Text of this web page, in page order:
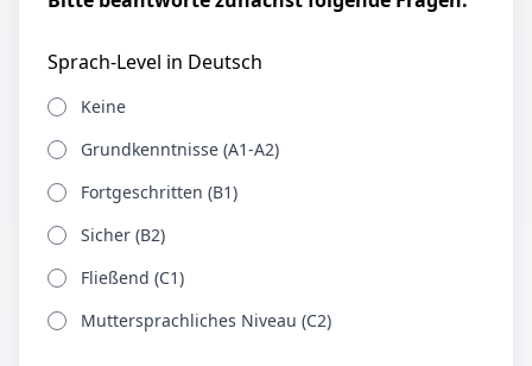
Sprach-Level in Deutsch
Keine
Grundkenntnisse (A1-A2)
Fortgeschritten (B1)
Sicher (B2)
Fließend (C1)
Muttersprachliches Niveau (C2)